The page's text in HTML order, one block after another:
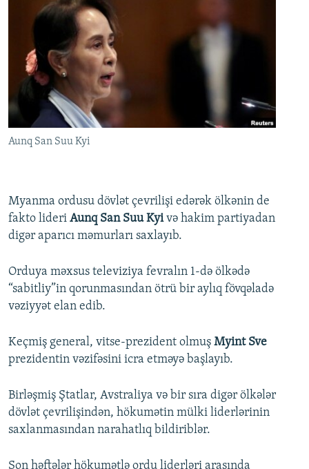
MULTIMEDIA
FOTOQALEREYA
İNFOQRAFIKA
KARIKATURA
RADIO ARXIV
OXU ZALI
AZƏRBAYCAN ƏDƏBIYYATI KITABXANASI
İSLAM VƏ DEMOKRATIYA
HAQQIMIZDA
MISSIYAMIZ
PEŞƏ ETIKASI VƏ JURNALISTIKA STANDARTLARIMIZ
XƏBƏR BÜLLETENLƏRIMIZ
Aunq San Suu Kyi
Myanma ordusu dövlət çevrilişi edərək ölkənin de
fakto lideri Aunq San Suu Kyivə hakim partiyadan
digər aparıcı məmurları saxlayıb.
Orduya məxsus televiziya fevralın 1-də ölkədə
“sabitliy”in qorunmasından ötrü bir aylıq fövqəladə
vəziyyət elan edib.
Keçmiş general, vitse-prezident olmuş Myint Sve
prezidentin vəzifəsini icra etməyə başlayıb.
Birləşmiş Ştatlar, Avstraliya və bir sıra digər ölkələr
dövlət çevrilişindən, hökumətin mülki liderlərinin
saxlanmasından narahatlıq bildiriblər.
Son həftələr hökumətlə ordu liderləri arasında